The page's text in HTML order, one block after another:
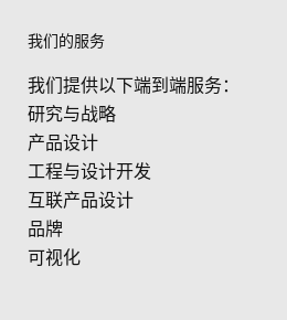
我们的服务
我们提供以下端到端服务：
研究与战略
产品设计
工程与设计开发
互联产品设计
品牌
可视化